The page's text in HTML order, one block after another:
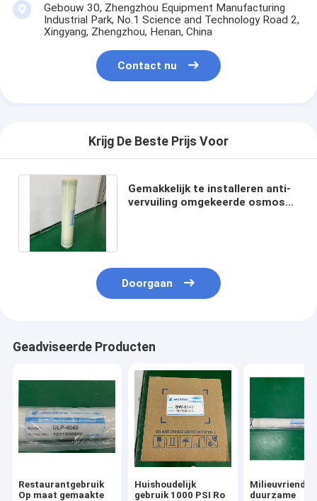
Gebouw 30, Zhengzhou Equipment Manufacturing
Industrial Park, No.1 Science and Technology Road 2,
Xingyang, Zhengzhou, Henan, China
Contact nu
Krijg De Beste Prijs Voor
Gemakkelijk te installeren anti-
vervuiling omgekeerde osmose
Doorgaan
Geadviseerde Producten
Restaurantgebruik
Op maat gemaakte
Huishoudelijk
gebruik 1000 PSI Ro
duurzame